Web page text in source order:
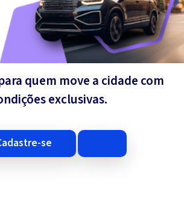
quem move a cidade com
exclusivas.
cadastre-se